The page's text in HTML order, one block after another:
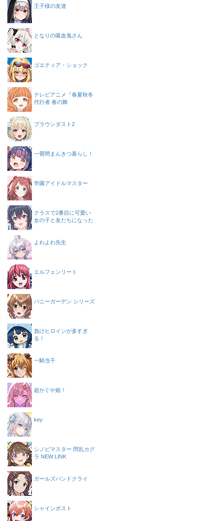
王子様の友達
となりの吸血鬼さん
ゴエティア・ショック
テレビアニメ『春夏秋冬
代行者 春の舞
ブラウンダスト2
一畳間まんきつ暮らし！
学園アイドルマスター
クラスで2番目に可愛い
女の子と友だちになった
よわよわ先生
エルフェンリート
バニーガーデン シリーズ
負けヒロインが多すぎ
る！
一騎当千
超かぐや姫！
key
シノビマスター 閃乱カグ
ラ NEW LINK
ガールズバンドクライ
シャインポスト